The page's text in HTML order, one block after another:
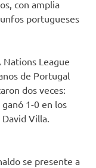
con amplia
portugueses
Nations League
de Portugal
dos veces:
1-0 en los
Villa.
se presente a